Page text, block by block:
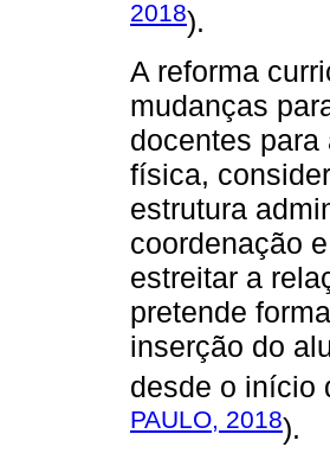
2018).
A reforma
mudanças
docentes
física,
estrutura
coordenação
estreitar a
pretende
inserção do
desde o início
PAULO, 2018).